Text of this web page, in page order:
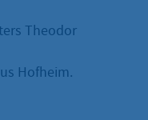
Theodor
Hofheim.